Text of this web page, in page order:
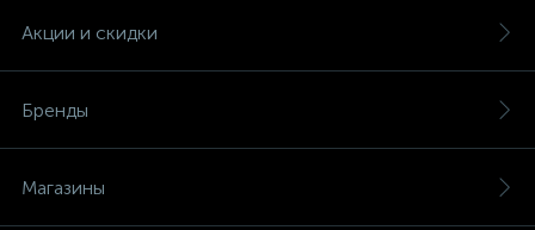
Акции и скидки
Бренды
Магазины